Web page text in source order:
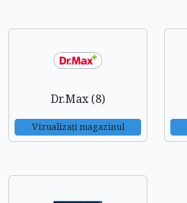
Dr.Max (8)
Vizualizați magazinul